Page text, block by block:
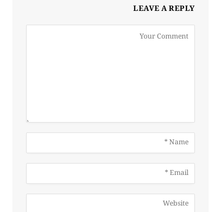
LEAVE A REPLY